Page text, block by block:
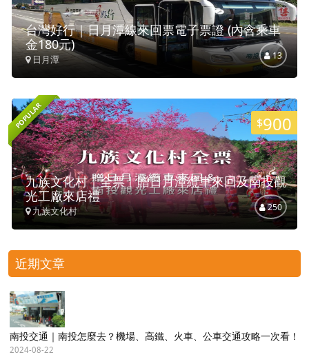
台灣好行｜日月潭線來回票電子票證 (內含乘車
金180元)
日月潭 13
POPULAR $900
九族文化村｜全票︱贈日月潭纜車來回及南投觀
光工廠來店禮
九族文化村 250
近期文章
南投交通｜南投怎麼去？機場、高鐵、火車、公車交通攻略一次看！
2024-08-22